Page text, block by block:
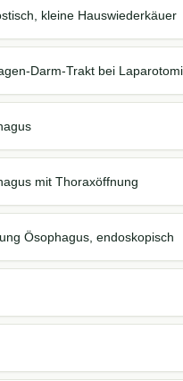
kleine Hauswiederkäuer
Darm-Trakt bei
mit Thoraxöffnung
Ösophagus, endoskopisch